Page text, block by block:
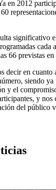
en 2012
significativo
cada
66 previstas en
decir en cuanto
siendo
y el
y
del público